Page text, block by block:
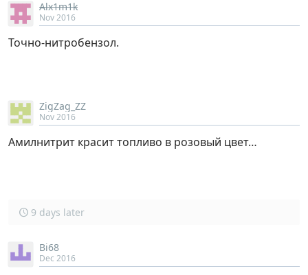
Alx1m1k
Nov 2016
Точно-нитробензол.
ZigZag_ZZ
Nov 2016
Амилнитрит красит топливо в розовый цвет…
9 days later
Bi68
Dec 2016